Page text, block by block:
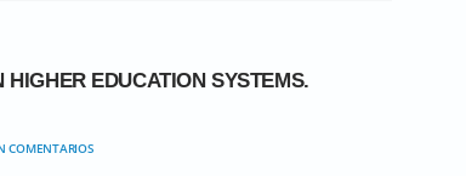
EDUCATION SYSTEMS.
COMENTARIOS